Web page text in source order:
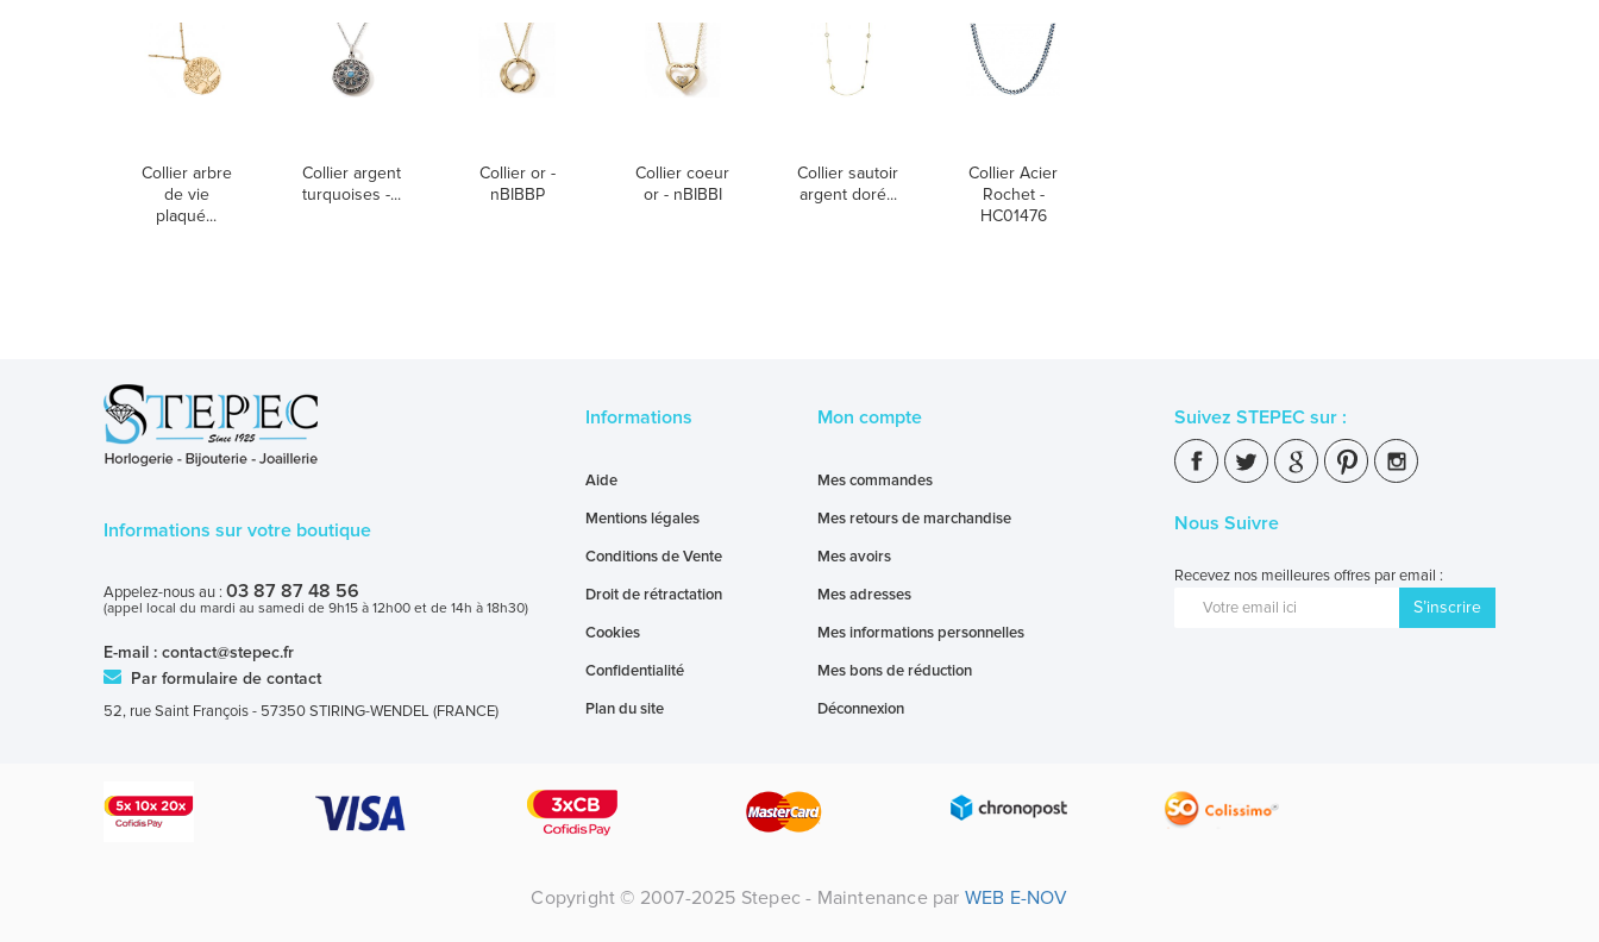
Collier arbre
de vie
plaqué...
Collier argent
turquoises -...
Collier or -
nBIBBP
Collier coeur
or - nBIBBI
Collier sautoir
argent doré...
Collier Acier
Rochet -
HC01476
Informations sur votre boutique
Appelez-nous au : 03 87 87 48 56
(appel local du mardi au samedi de 9h15 à 12h00 et de 14h à 18h30)
E-mail : contact@stepec.fr
Par formulaire de contact
52, rue Saint François - 57350 STIRING-WENDEL (FRANCE)
Informations
Aide
Mentions légales
Conditions de Vente
Droit de rétractation
Cookies
Confidentialité
Plan du site
Mon compte
Mes commandes
Mes retours de marchandise
Mes avoirs
Mes adresses
Mes informations personnelles
Mes bons de réduction
Déconnexion
Suivez STEPEC sur :
Nous Suivre
Recevez nos meilleures offres par email :
S’inscrire
Copyright © 2007-2025 Stepec - Maintenance par WEB E-NOV